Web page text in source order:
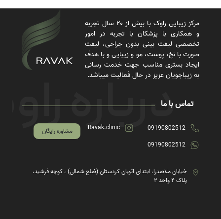
مرکز زیبایی راوک با بیش از ۲۰ سال تجربه
و همکاری با پزشکان با تجربه در امور
تخصصی لیفت بینی بدون جراحی، لیفت
صورت با نخ، پوست، مو و زیبایی و با هدف
ایجاد بستری مناسب جهت خدمت رسانی
به زیباجویان عزیز در حال فعالیت میباشد.
تماس با ما
09190802512
09190802512
Ravak.clinic مشاوره رایگان
خیابان ملاصدرا، ابتدای اتوبان کردستان (ضلع شمالی) ، کوچه فرشید،
پلاک ۴ واحد ۲